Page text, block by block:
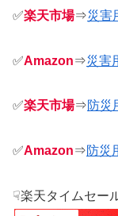
✅楽天市場⇒災害
✅Amazon⇒災害
✅楽天市場⇒防災
✅Amazon⇒防災
☟楽天タイムセー